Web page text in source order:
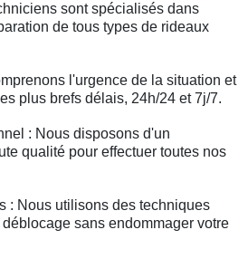
sont spécialisés dans
de tous types de rideaux
l'urgence de la situation et
plus brefs délais, 24h/24 et 7j/7.
: Nous disposons d'un
qualité pour effectuer toutes nos
: Nous utilisons des techniques
sans endommager votre